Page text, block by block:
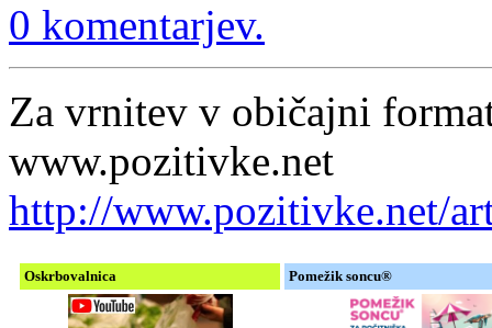
0 komentarjev.
Za vrnitev v običajni
www.pozitivke.net
http://www.pozitivke.net/
Oskrbovalnica Pomežik soncu®